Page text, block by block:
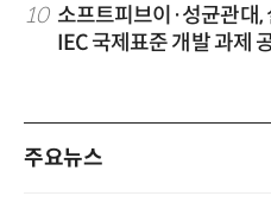
10 소프트피브이·성균관대,
IEC 국제표준 개발 과제
주요뉴스